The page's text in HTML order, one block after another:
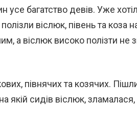
багатство девів. Уже
віслюк, півень та коза
а віслюк високо полізти не
півнячих та козячих.
якій сидів віслюк, зламалася,